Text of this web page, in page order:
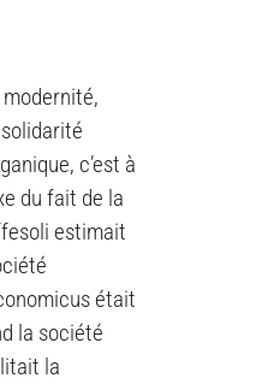
c’est à
du fait de la
estimait
était
la société
la